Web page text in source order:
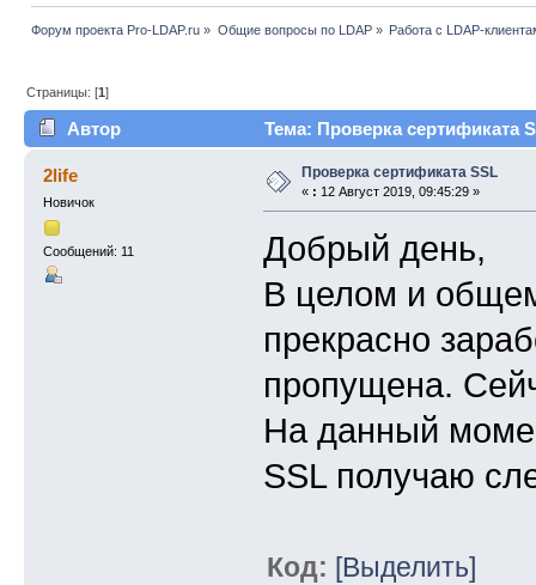
Форум проекта Pro-LDAP.ru » Общие вопросы по LDAP» Работа с LDAP-
Страницы: [1]
Автор Тема: Проверка сертификата
2life
Новичок
Сообщений: 11
Проверка сертификата SSL
« : 12 Август 2019, 09:45:29 »
Добрый день,
В целом и
прекрасно
пропущена.
На данный
SSL получаю
Код: [Выделить]